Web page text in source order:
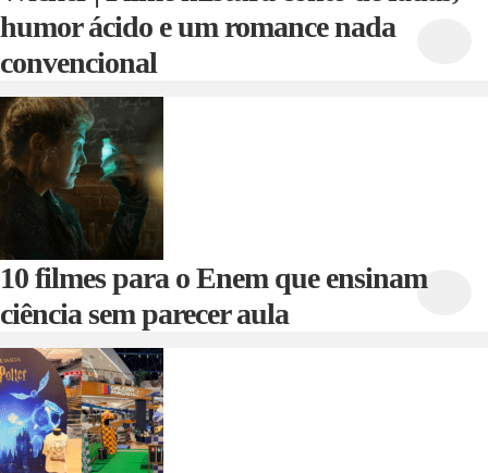
humor ácido e um romance nada
convencional
10 filmes para o Enem que ensinam
ciência sem parecer aula